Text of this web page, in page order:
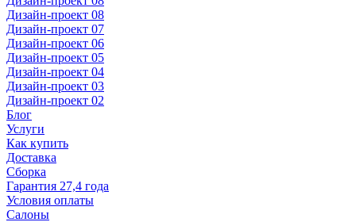
Дизайн-проект 08
Дизайн-проект 07
Дизайн-проект 06
Дизайн-проект 05
Дизайн-проект 04
Дизайн-проект 03
Дизайн-проект 02
Блог
Услуги
Как купить
Доставка
Сборка
Гарантия 27,4 года
Условия оплаты
Салоны